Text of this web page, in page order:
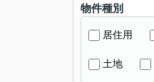
物件種別
居住用
土地